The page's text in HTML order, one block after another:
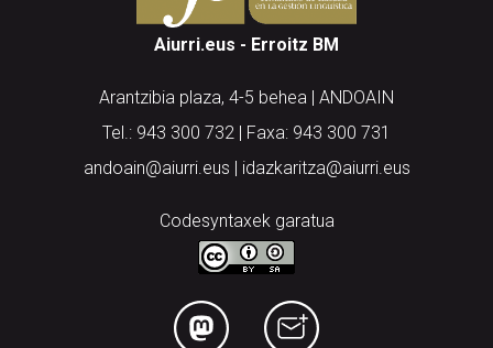
Aiurri.eus - Erroitz BM
Arantzibia plaza, 4-5 behea | ANDOAIN
Tel.: 943 300 732 | Faxa: 943 300 731
andoain@aiurri.eus | idazkaritza@aiurri.eus
Codesyntaxek garatua